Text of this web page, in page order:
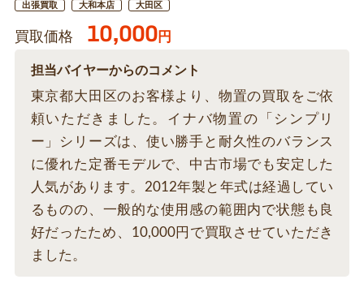
出張買取 大和本店 大田区
買取価格 10,000円
担当バイヤーからのコメント
東京都大田区のお客様より、物置の買取をご依
頼いただきました。イナバ物置の「シンプリ
ー」シリーズは、使い勝手と耐久性のバランス
に優れた定番モデルで、中古市場でも安定した
人気があります。2012年製と年式は経過してい
るものの、一般的な使用感の範囲内で状態も良
好だったため、10,000円で買取させていただき
ました。